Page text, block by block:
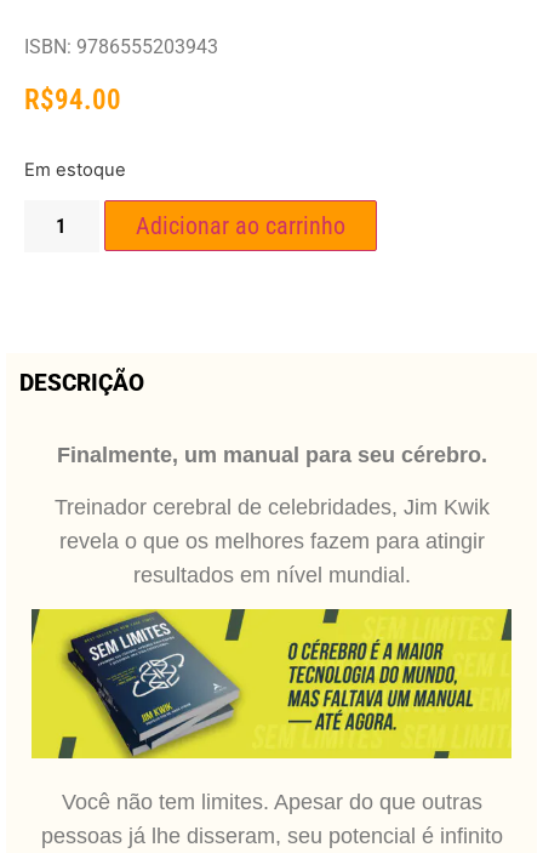
ISBN: 9786555203943
R$94.00
Em estoque
Adicionar ao carrinho
DESCRIÇÃO
Finalmente, um manual para seu cérebro.
Treinador cerebral de celebridades, Jim Kwik
revela o que os melhores fazem para atingir
resultados em nível mundial.
Você não tem limites. Apesar do que outras
pessoas já lhe disseram, seu potencial é infinito